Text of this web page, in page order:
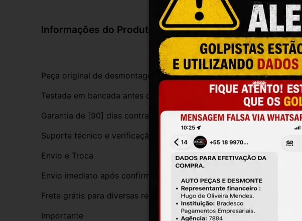
Informações do Produto
Peça original de desmontagem, com procedência e qualidade
Testada em bancada antes do envio
Garantia de [90] dias contra defeitos de funcionamento
Suporte técnico e verificação de compatibilidade antes da compra
Envio e Troca
Envio imediato após confirmação da compra
Frete grátis para diversas regiões do Brasil
Importante